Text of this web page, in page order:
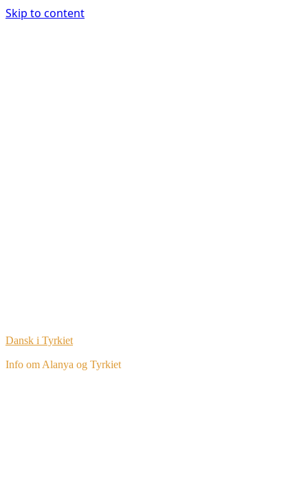
Skip to content
Dansk i Tyrkiet
Info om Alanya og Tyrkiet